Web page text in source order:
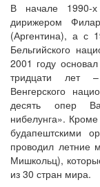
В начале 1990-
дирижером
(Аргентина), а с
Бельгийского
2001 году
тридцати лет
Венгерского
десять опер
нибелунга».
будапештскими
проводил летние
Мишкольц),
из 30 стран мира.